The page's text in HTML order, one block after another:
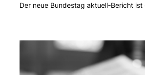
Der neue Bundestag aktuell-Bericht ist